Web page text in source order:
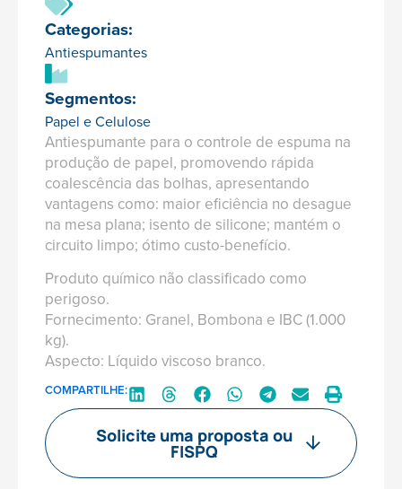
Categorias:
Antiespumantes
Segmentos:
Papel e Celulose
Antiespumante para o controle de espuma na
produção de papel, promovendo rápida
coalescência das bolhas, apresentando
vantagens como: maior eficiência no desague
na mesa plana; isento de silicone; mantém o
circuito limpo; ótimo custo-benefício.
Produto químico não classificado como
perigoso.
Fornecimento: Granel, Bombona e IBC (1.000
kg).
Aspecto: Líquido viscoso branco.
COMPARTILHE:
Solicite uma proposta ou
FISPQ